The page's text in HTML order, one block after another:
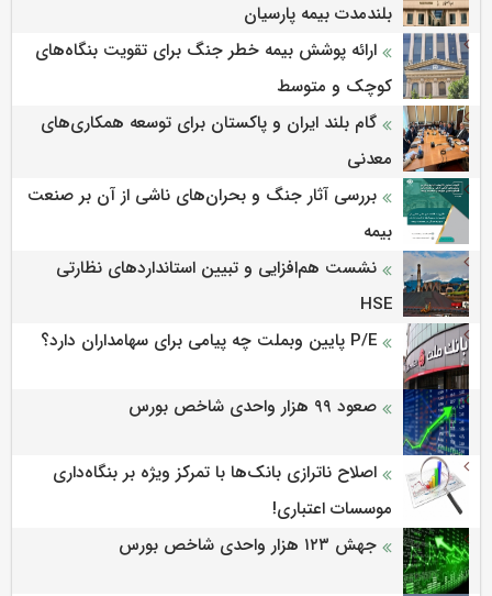
بلندمدت بیمه پارسیان
ارائه پوشش بیمه خطر جنگ برای تقویت بنگاه‌های
کوچک و متوسط
گام بلند ایران و پاکستان برای توسعه همکاری‌های
معدنی
بررسی آثار جنگ و بحران‌های ناشی از آن بر صنعت
بیمه
نشست هم‌افزایی و تبیین استانداردهای نظارتی
HSE
P/E پایین وبملت چه پیامی برای سهامداران دارد؟
صعود ۹۹ هزار واحدی شاخص بورس
اصلاح ناترازی بانک‌ها با تمرکز ویژه بر بنگاه‌داری
موسسات اعتباری!
جهش ۱۲۳ هزار واحدی شاخص بورس